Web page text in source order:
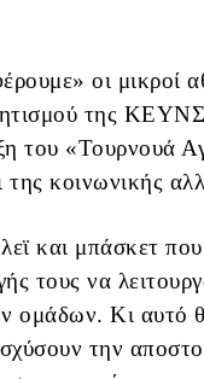
οι μικροί
της
του «Τουρνουά
κοινωνικής
και μπάσκετ
τους να
ομάδων. Κι αυτό
την